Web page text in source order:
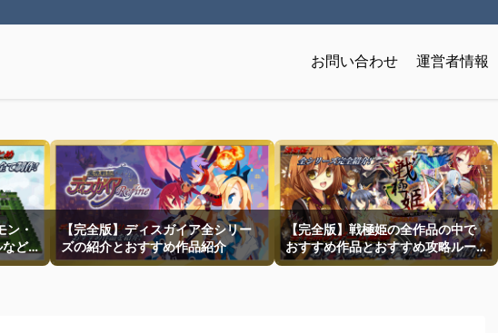
お問い合わせ 運営者情報
ン・
ど
【完全版】ディスガイア全シリー
ズの紹介とおすすめ作品紹介
【完全版】戦極姫の全作品の中で
おすすめ作品とおすすめ攻略ルー
トを一挙紹介